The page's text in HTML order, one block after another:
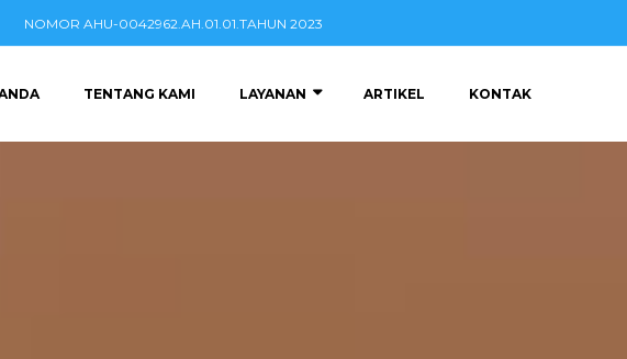
NOMOR AHU-0042962.AH.01.01.TAHUN 2023
TENTANG KAMI LAYANAN ARTIKEL KONTAK